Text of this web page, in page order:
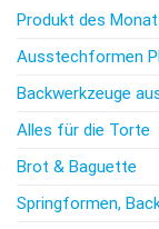
Produkt des
Ausstechformen
Backwerkzeuge
Alles für die Torte
Brot & Baguette
Springformen,